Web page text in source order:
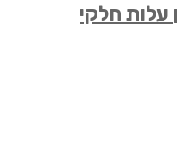
עלות חלקי